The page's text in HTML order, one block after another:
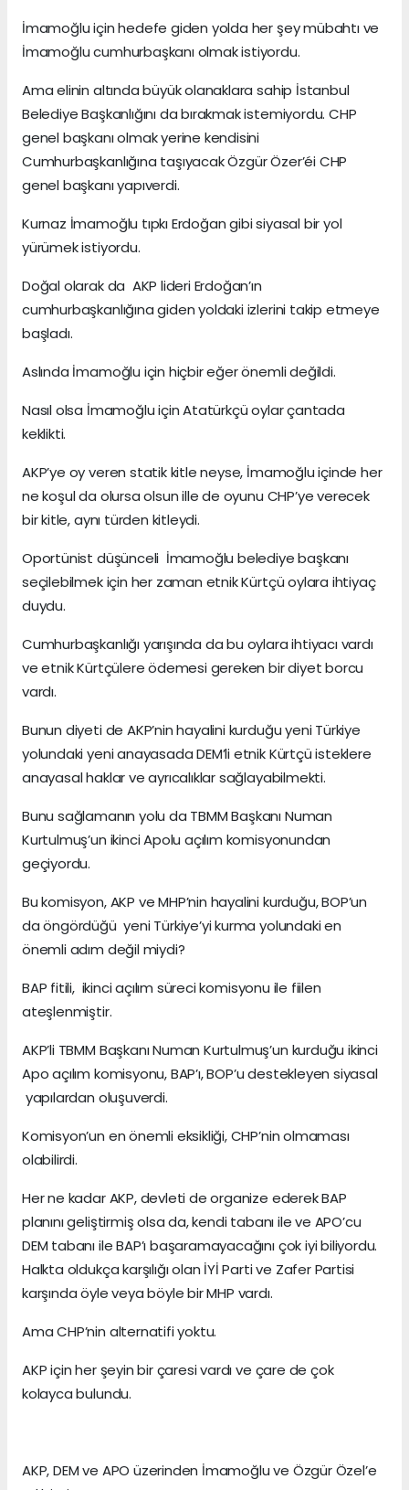
İmamoğlu için hedefe giden yolda her şey mübahtı ve
İmamoğlu cumhurbaşkanı olmak istiyordu.
Ama elinin altında büyük olanaklara sahip İstanbul
Belediye Başkanlığını da bırakmak istemiyordu. CHP
genel başkanı olmak yerine kendisini
Cumhurbaşkanlığına taşıyacak Özgür Özer’éi CHP
genel başkanı yapıverdi.
Kurnaz İmamoğlu tıpkı Erdoğan gibi siyasal bir yol
yürümek istiyordu.
Doğal olarak da AKP lideri Erdoğan’ın
cumhurbaşkanlığına giden yoldaki izlerini takip etmeye
başladı.
Aslında İmamoğlu için hiçbir eğer önemli değildi.
Nasıl olsa İmamoğlu için Atatürkçü oylar çantada
keklikti.
AKP’ye oy veren statik kitle neyse, İmamoğlu içinde her
ne koşul da olursa olsun ille de oyunu CHP’ye verecek
bir kitle, aynı türden kitleydi.
Oportünist düşünceli İmamoğlu belediye başkanı
seçilebilmek için her zaman etnik Kürtçü oylara ihtiyaç
duydu.
Cumhurbaşkanlığı yarışında da bu oylara ihtiyacı vardı
ve etnik Kürtçülere ödemesi gereken bir diyet borcu
vardı.
Bunun diyeti de AKP’nin hayalini kurduğu yeni Türkiye
yolundaki yeni anayasada DEM’li etnik Kürtçü isteklere
anayasal haklar ve ayrıcalıklar sağlayabilmekti.
Bunu sağlamanın yolu da TBMM Başkanı Numan
Kurtulmuş’un ikinci Apolu açılım komisyonundan
geçiyordu.
Bu komisyon, AKP ve MHP’nin hayalini kurduğu, BOP’un
da öngördüğü yeni Türkiye’yi kurma yolundaki en
önemli adım değil miydi?
BAP fitili, ikinci açılım süreci komisyonu ile fiilen
ateşlenmiştir.
AKP’li TBMM Başkanı Numan Kurtulmuş’un kurduğu ikinci
Apo açılım komisyonu, BAP’ı, BOP’u destekleyen siyasal
yapılardan oluşuverdi.
Komisyon’un en önemli eksikliği, CHP’nin olmaması
olabilirdi.
Her ne kadar AKP, devleti de organize ederek BAP
planını geliştirmiş olsa da, kendi tabanı ile ve APO’cu
DEM tabanı ile BAP’ı başaramayacağını çok iyi biliyordu.
Halkta oldukça karşılığı olan İYİ Parti ve Zafer Partisi
karşında öyle veya böyle bir MHP vardı.
Ama CHP’nin alternatifi yoktu.
AKP için her şeyin bir çaresi vardı ve çare de çok
kolayca bulundu.
AKP, DEM ve APO üzerinden İmamoğlu ve Özgür Özel’e